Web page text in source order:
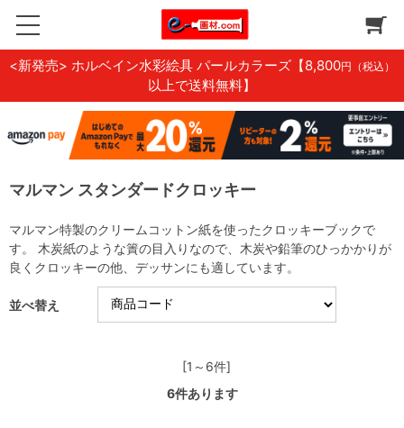
<新発売> ホルベイン水彩絵具 パールカラーズ 【8,800円（税込）
以上で送料無料】
マルマン スタンダードクロッキー
マルマン特製のクリームコットン紙を使ったクロッキーブックで
す。 木炭紙のような簀の目入りなので、木炭や鉛筆のひっかかりが
良くクロッキーの他、デッサンにも適しています。
並べ替え
[1～6件]
6件あります